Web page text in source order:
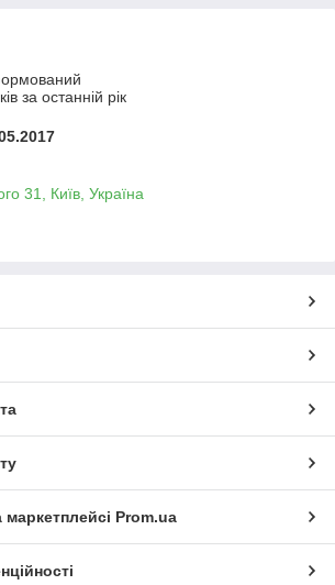
за останній рік
31, Київ, Україна
Prom.ua